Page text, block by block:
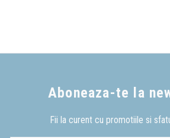
Aboneaza-te la
Fii la curent cu promotiile si